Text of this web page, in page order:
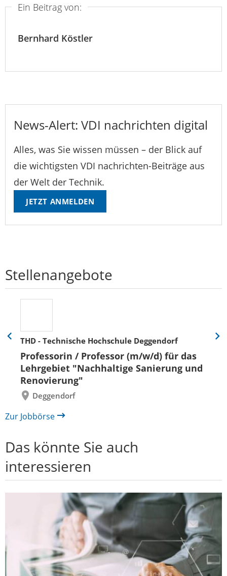
Ein Beitrag von:
Bernhard Köstler
News-Alert: VDI nachrichten digital
Alles, was Sie wissen müssen – der Blick auf
die wichtigsten VDI nachrichten-Beiträge aus
der Welt der Technik.
JETZT ANMELDEN
Stellenangebote
THD - Technische Hochschule Deggendorf
Professorin / Professor (m/w/d) für das
Lehrgebiet "Nachhaltige Sanierung und
Renovierung"
Deggendorf
Eine
zurück
Eine
Zur Jobbörse
Das könnte Sie auch
interessieren